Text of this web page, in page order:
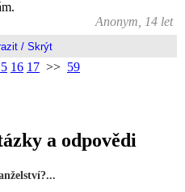
Anonym, 14 let
16 17 >> 59
a odpovědi